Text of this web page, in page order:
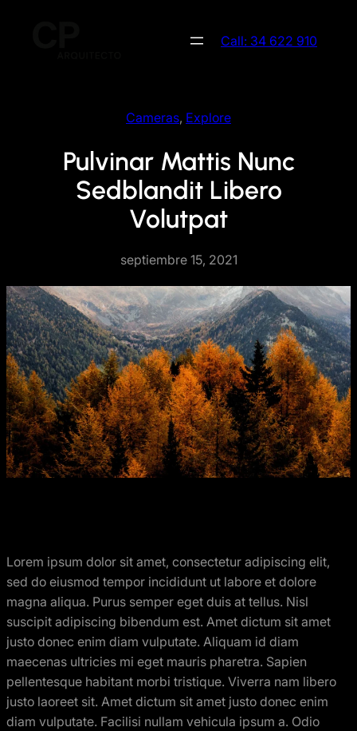
Call: 34 622 910
Cameras, Explore
Pulvinar Mattis Nunc
Sedblandit Libero
Volutpat
septiembre 15, 2021
Lorem ipsum dolor sit amet, consectetur adipiscing elit,
sed do eiusmod tempor incididunt ut labore et dolore
magna aliqua. Purus semper eget duis at tellus. Nisl
suscipit adipiscing bibendum est. Amet dictum sit amet
justo donec enim diam vulputate. Aliquam id diam
maecenas ultricies mi eget mauris pharetra. Sapien
pellentesque habitant morbi tristique. Viverra nam libero
justo laoreet sit. Amet dictum sit amet justo donec enim
diam vulputate. Facilisi nullam vehicula ipsum a. Odio